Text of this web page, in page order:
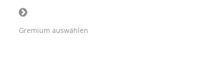
Gremium auswählen